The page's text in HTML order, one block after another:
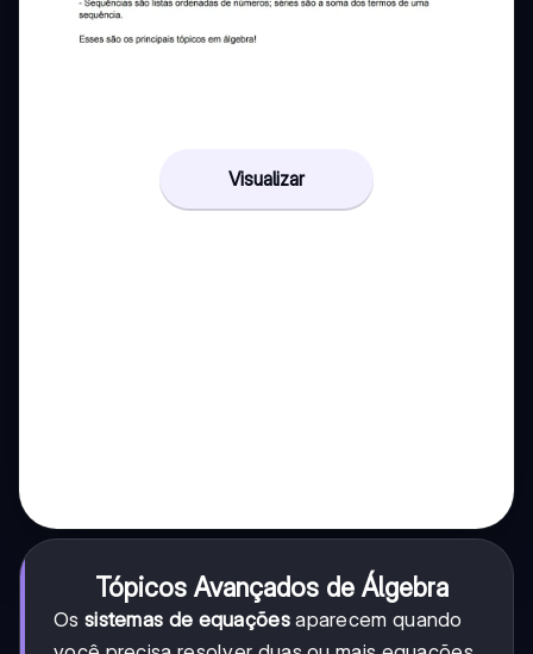
Visualizar
Tópicos Avançados de Álgebra
Os sistemas de equaçõesaparecem quando